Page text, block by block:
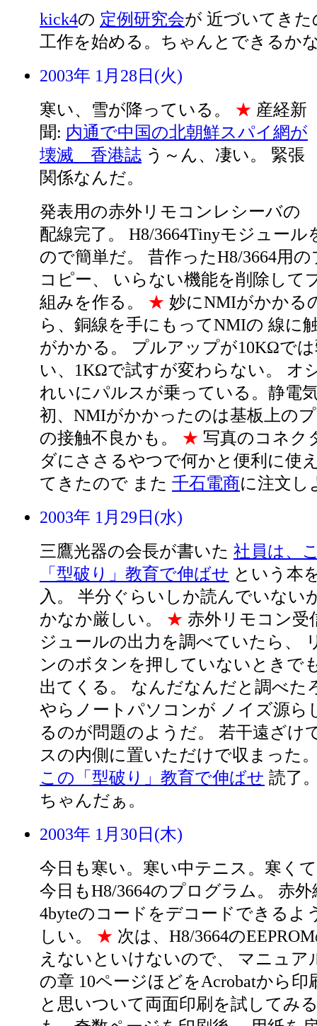
kick4の 定例研究会が 近づいてき
工作を始める。ちゃんとできるか
2003年 1月28日(火)
寒い、雪が降っている。 ★ 産経新
聞: 内通で中国の北朝鮮スパイ網が
壊滅 香港誌 う～ん、凄い。 緊張
関係なんだ。
発表用の赤外リモコンレシーバの
配線完了。 H8/3664Tinyモジュール
ので簡単だ。 昔作ったH8/3664用
コピー、 いらない機能を削除して
組みを作る。 ★ 妙にNMIがかかる
ら、銅線を手にもってNMIの 線に
がかかる。 プルアップが10KΩで
い、1KΩで試すが変わらない。 オ
れいにパルスが乗っている。静電
初、NMIがかかったのは基板上の
の接触不良かも。 ★ 写真のコネク
ダにささるやつで何かと便利に使
てきたので また 千石電商に注文し
2003年 1月29日(水)
三鷹光器の会長が書いた 社員は、
「型破り」教育で伸ばせ という本
入。 半分ぐらいしか読んでいない
かなか厳しい。 ★ 赤外リモコン受
ジュールの出力を調べていたら、
ンのボタンを押していないときで
出てくる。 なんだなんだと調べた
やらノートパソコンが ノイズ源ら
るのが問題のようだ。 若干遠ざけ
スの内側に置いただけで収まった
この「型破り」教育で伸ばせ 読了
ちゃんだぁ。
2003年 1月30日(木)
今日も寒い。寒い中テニス。寒く
今日もH8/3664のプログラム。 赤
4byteのコードをデコードできるよ
しい。 ★ 次は、H8/3664の
えないといけないので、 マニュア
の章 10ページほどをAcrobatから印
と思いついて両面印刷を試してみ